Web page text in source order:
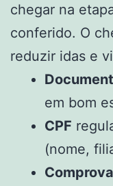
chegar na
conferido. O
reduzir idas e
em bom
CPF
(nome,